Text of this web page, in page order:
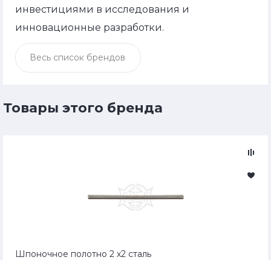
инвестициями в исследования и
инновационные разработки.
Весь список брендов
Товары этого бренда
Шпоночное полотно 2 х2 сталь